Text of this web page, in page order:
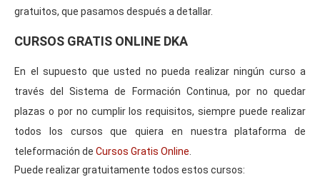
gratuitos, que pasamos después a detallar.
CURSOS GRATIS ONLINE DKA
En el supuesto que usted no pueda realizar ningún curso a
través del Sistema de Formación Continua, por no quedar
plazas o por no cumplir los requisitos, siempre puede realizar
todos los cursos que quiera en nuestra plataforma de
teleformación de Cursos Gratis Online
Puede realizar gratuitamente todos estos cursos: